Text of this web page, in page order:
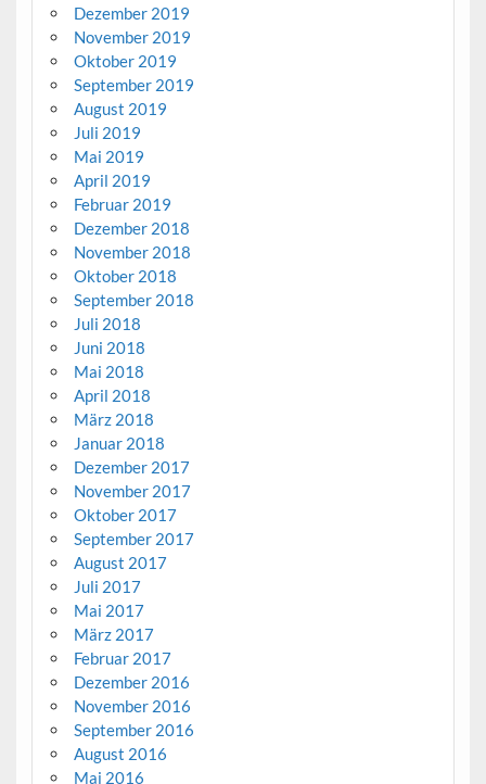
Dezember 2019
November 2019
Oktober 2019
September 2019
August 2019
Juli 2019
Mai 2019
April 2019
Februar 2019
Dezember 2018
November 2018
Oktober 2018
September 2018
Juli 2018
Juni 2018
Mai 2018
April 2018
März 2018
Januar 2018
Dezember 2017
November 2017
Oktober 2017
September 2017
August 2017
Juli 2017
Mai 2017
März 2017
Februar 2017
Dezember 2016
November 2016
September 2016
August 2016
Mai 2016